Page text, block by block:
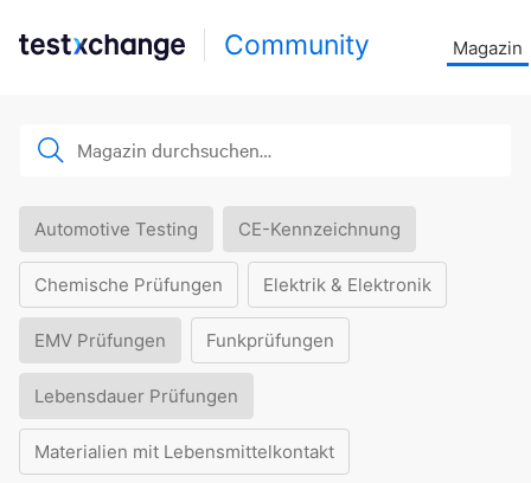
Community Magazin
Automotive Testing CE-Kennzeichnung
Chemische Prüfungen Elektrik & Elektronik
EMV Prüfungen Funkprüfungen
Lebensdauer Prüfungen
Materialien mit Lebensmittelkontakt